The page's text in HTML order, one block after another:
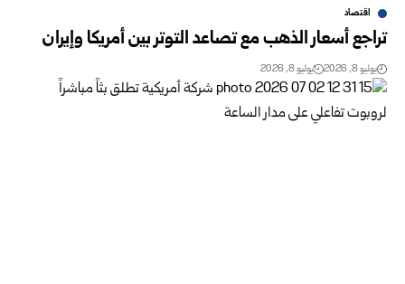
اقتصاد
تراجع أسعار الذهب مع تصاعد التوتر بين أمريكا وإيران
يوليو 8, 2026 يوليو 8, 2026